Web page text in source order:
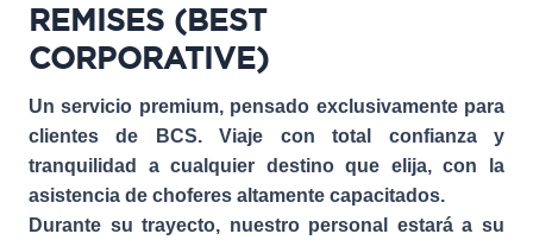
REMISES (BEST
CORPORATIVE)
Un servicio premium, pensado exclusivamente para
clientes de BCS. Viaje con total confianza y
tranquilidad a cualquier destino que elija, con la
asistencia de choferes altamente capacitados.
Durante su trayecto, nuestro personal estará a su